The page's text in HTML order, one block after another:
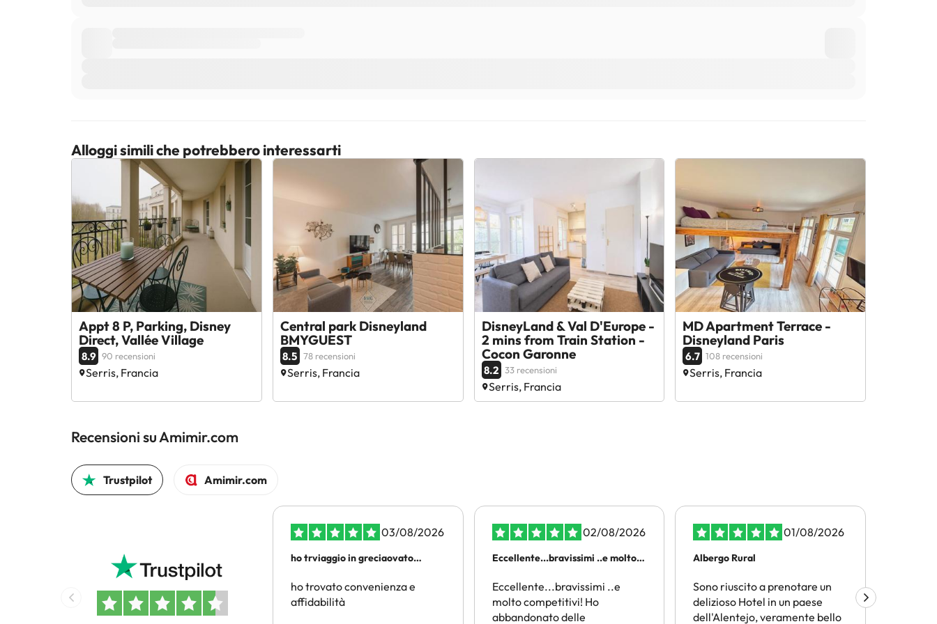
Alloggi simili che potrebbero interessarti
Appt 8 P, Parking, Disney
Direct, Vallée Village
8.9 90 recensioni
Serris, Francia
Central park Disneyland
BMYGUEST
8.5 78 recensioni
Serris, Francia
DisneyLand & Val D'Europe -
2 mins from Train Station -
Cocon Garonne
8.2 33 recensioni
Serris, Francia
MD Apartment Terrace -
Disneyland Paris
6.7 108 recensioni
Serris, Francia
Recensioni su Amimir.com
Trustpilot Amimir.com
03/08/2026
ho trviaggio in greciaovato
ho trovato convenienza e
affidabilità
02/08/2026
Eccellente...bravissimi ..e molto…
Eccellente...bravissimi ..e
molto competitivi! Ho
abbandonato delle
01/08/2026
Albergo Rural
Sono riuscito a prenotare un
delizioso Hotel in un paese
dell'Alentejo, veramente bello